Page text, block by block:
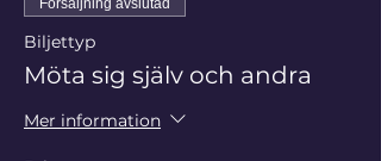
hittar inte orden. Då kan det vara skönt
att sortera i tankar, känslor och vilka
behov som behöver uppfyllas för att
hjärtats röst ska kunna bli hörd. Kanske
har du oavsiktlig sårat någon, eller
blivit sårad. Kanske har en specifik
Försäljning avslutad
Biljettyp
Möta sig själv och andra
Mer information